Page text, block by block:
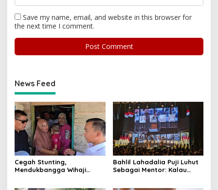
Save my name, email, and website in this browser for
the next time I comment.
News Feed
Cegah Stunting,
Mendukbangga Wihaji
Bahlil Lahadalia Puji Luhut
Sebagai Mentor: Kalau